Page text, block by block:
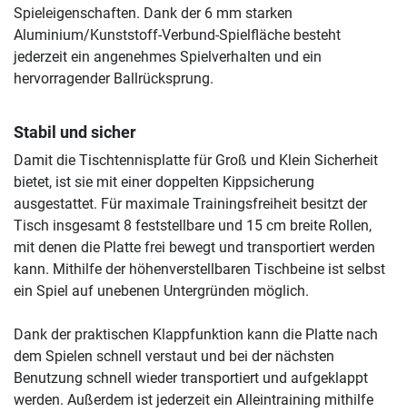
Spieleigenschaften. Dank der 6 mm starken
Aluminium/Kunststoff-Verbund-Spielfläche besteht
jederzeit ein angenehmes Spielverhalten und ein
hervorragender Ballrücksprung.
Stabil und sicher
Damit die Tischtennisplatte für Groß und Klein Sicherheit
bietet, ist sie mit einer doppelten Kippsicherung
ausgestattet. Für maximale Trainingsfreiheit besitzt der
Tisch insgesamt 8 feststellbare und 15 cm breite Rollen,
mit denen die Platte frei bewegt und transportiert werden
kann. Mithilfe der höhenverstellbaren Tischbeine ist selbst
ein Spiel auf unebenen Untergründen möglich.
Dank der praktischen Klappfunktion kann die Platte nach
dem Spielen schnell verstaut und bei der nächsten
Benutzung schnell wieder transportiert und aufgeklappt
werden. Außerdem ist jederzeit ein Alleintraining mithilfe